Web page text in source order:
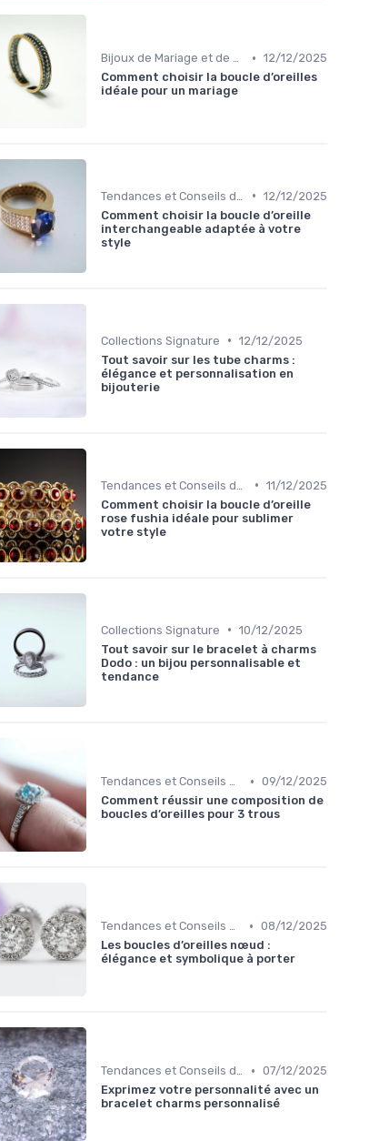
Bijoux de Mariage et de Fiançailles • 12/12/2025
Comment choisir la boucle d’oreilles
idéale pour un mariage
• 12/12/2025
Comment choisir la boucle d’oreille
interchangeable adaptée à votre
style
Collections Signature • 12/12/2025
Tout savoir sur les tube charms :
élégance et personnalisation en
bijouterie
• 11/12/2025
Comment choisir la boucle d’oreille
rose fushia idéale pour sublimer
votre style
Collections Signature • 10/12/2025
Tout savoir sur le bracelet à charms
Dodo : un bijou personnalisable et
tendance
Tendances et Conseils de Style • 09/12/2025
Comment réussir une composition de
boucles d’oreilles pour 3 trous
Tendances et Conseils de Style • 08/12/2025
Les boucles d’oreilles nœud :
élégance et symbolique à porter
Tendances et Conseils de Style • 07/12/2025
Exprimez votre personnalité avec un
bracelet charms personnalisé